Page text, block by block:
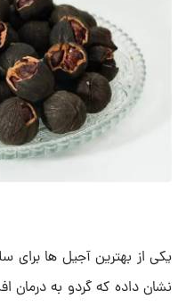
یکی از بهترین آجیل ها برای
نشان داده که گردو به درمان